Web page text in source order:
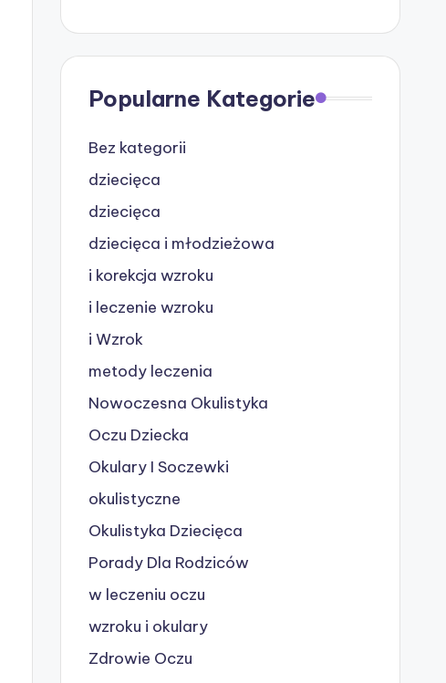
Popularne Kategorie
Bez kategorii
dziecięca
dziecięca
dziecięca i młodzieżowa
i korekcja wzroku
i leczenie wzroku
i Wzrok
metody leczenia
Nowoczesna Okulistyka
Oczu Dziecka
Okulary I Soczewki
okulistyczne
Okulistyka Dziecięca
Porady Dla Rodziców
w leczeniu oczu
wzroku i okulary
Zdrowie Oczu